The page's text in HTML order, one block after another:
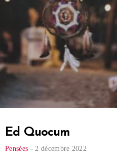
Ed Quocum
Pensées 2 décembre 2022